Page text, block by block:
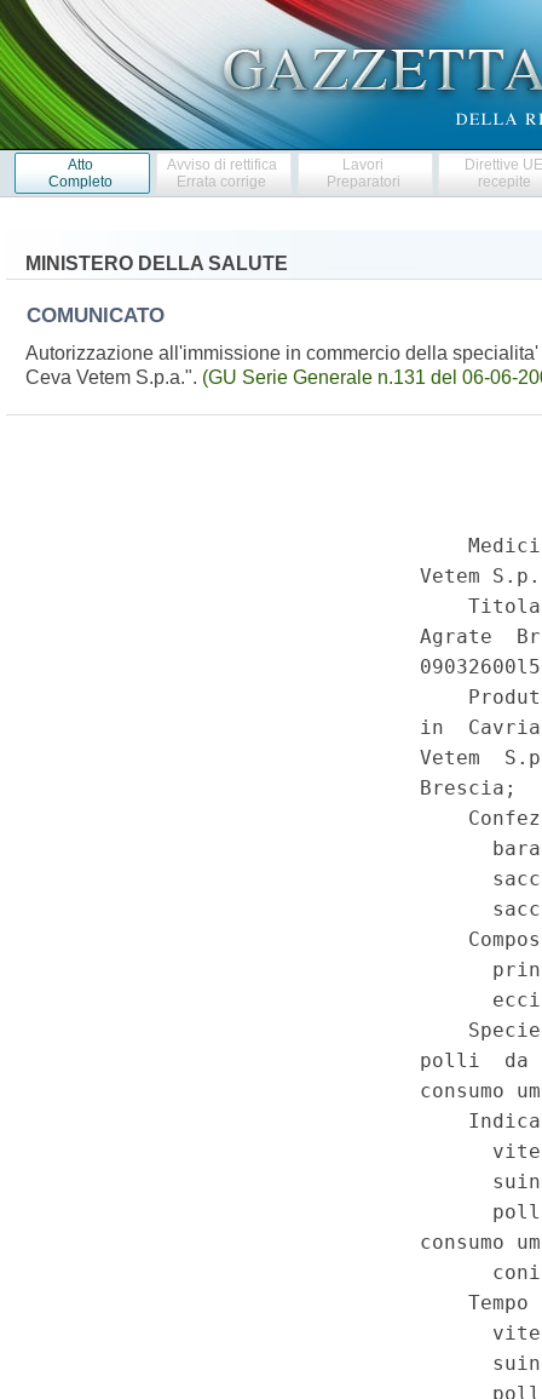
Atto
Completo
Avviso di rettifica
Errata corrige
Lavori
Preparatori
Direttive
recepite
MINISTERO DELLA SALUTE
COMUNICATO
Autorizzazione all'immissione in commercio della
Ceva Vetem S.p.a.". (GU Serie Generale n.131 del 06-06-